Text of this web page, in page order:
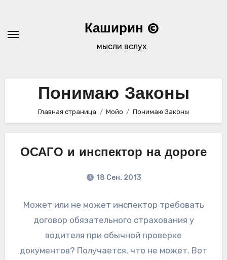
содержимому
Каширин ©
мысли вслух
Понимаю Законы
Главная страница Мойо Понимаю Законы
ОСАГО и инспектор на дороге
18 Сен. 2013
Может или не может инспектор требовать
договор обязательного страхования у
водителя при обычной проверке
документов? Получается, что не может. Вот